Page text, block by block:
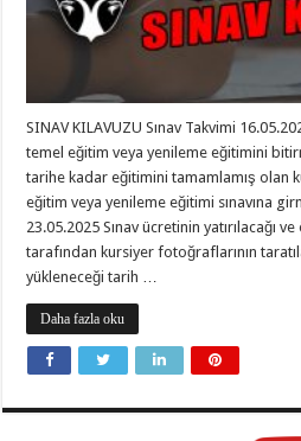
SINAV KILAVUZU Sınav Takvimi
temel eğitim veya yenileme eğitimini
tarihe kadar eğitimini tamamlamış olan
eğitim veya yenileme eğitimi sınavına
23.05.2025 Sınav ücretinin yatırılacağı
tarafından kursiyer fotoğraflarının
yükleneceği tarih …
Daha fazla oku